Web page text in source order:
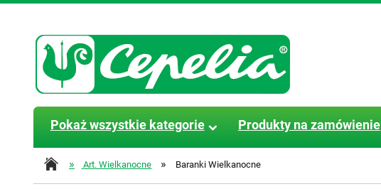
Pokaż wszystkie kategorie Produkty na zamówienie
» Art. Wielkanocne » Baranki Wielkanocne